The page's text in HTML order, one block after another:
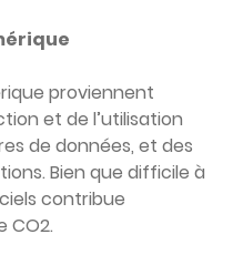
proviennent
et de l’utilisation
de données, et des
Bien que difficile à
contribue
CO2.